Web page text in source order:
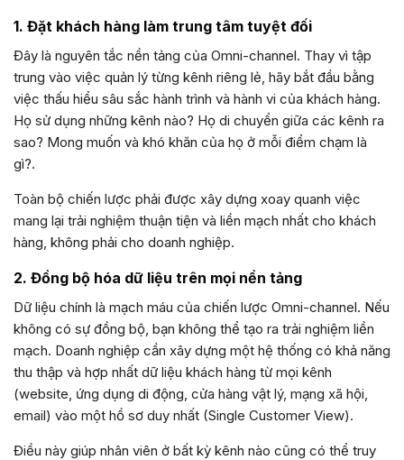
1. Đặt khách hàng làm trung tâm tuyệt đối
Đây là nguyên tắc nền tảng của Omni-channel. Thay vì tập
trung vào việc quản lý từng kênh riêng lẻ, hãy bắt đầu bằng
việc thấu hiểu sâu sắc hành trình và hành vi của khách hàng.
Họ sử dụng những kênh nào? Họ di chuyển giữa các kênh ra
sao? Mong muốn và khó khăn của họ ở mỗi điểm chạm là
gì?.
Toàn bộ chiến lược phải được xây dựng xoay quanh việc
mang lại trải nghiệm thuận tiện và liền mạch nhất cho khách
hàng, không phải cho doanh nghiệp.
2. Đồng bộ hóa dữ liệu trên mọi nền tảng
Dữ liệu chính là mạch máu của chiến lược Omni-channel. Nếu
không có sự đồng bộ, bạn không thể tạo ra trải nghiệm liền
mạch. Doanh nghiệp cần xây dựng một hệ thống có khả năng
thu thập và hợp nhất dữ liệu khách hàng từ mọi kênh
(website, ứng dụng di động, cửa hàng vật lý, mạng xã hội,
email) vào một hồ sơ duy nhất (Single Customer View).
Điều này giúp nhân viên ở bất kỳ kênh nào cũng có thể truy